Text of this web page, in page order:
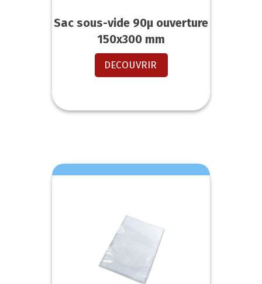
Sac sous-vide 90µ ouverture
150x300 mm
DECOUVRIR